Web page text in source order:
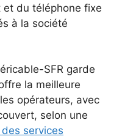
et du téléphone fixe
à la société
SFR garde
la meilleure
opérateurs, avec
selon une
services